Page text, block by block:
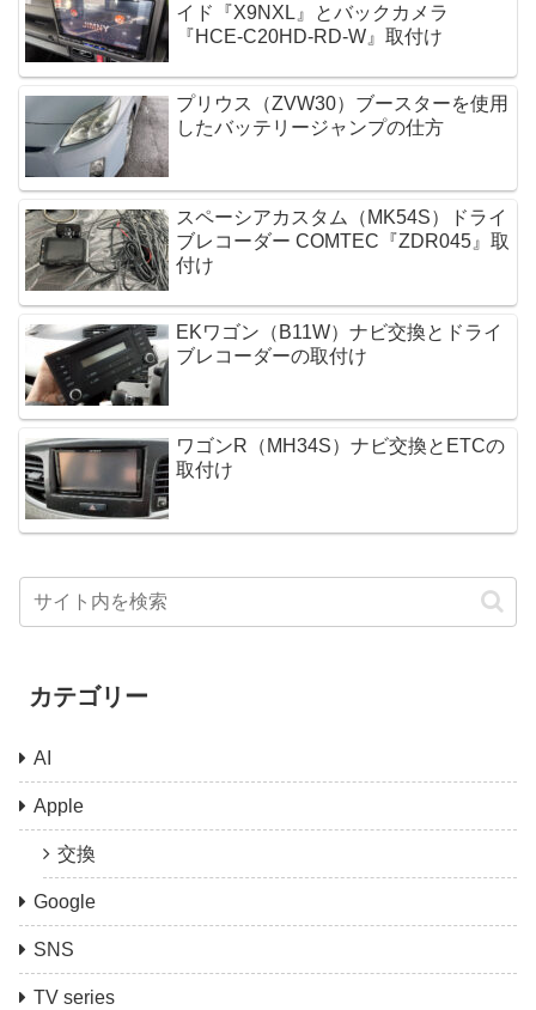
イド『X9NXL』とバックカメラ
『HCE-C20HD-RD-W』取付け
プリウス（ZVW30）ブースターを使用
したバッテリージャンプの仕方
スペーシアカスタム（MK54S）ドライ
ブレコーダー COMTEC『ZDR045』取
付け
EKワゴン（B11W）ナビ交換とドライ
ブレコーダーの取付け
ワゴンR（MH34S）ナビ交換とETCの
取付け
カテゴリー
AI
Apple
交換
Google
SNS
TV series